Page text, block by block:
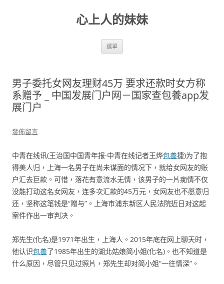
心上人的妹妹
選單
男子委托女网友理财45万 要求还款时女方称
系赠予 _ 中国发展门户网－国家查包養app发
展门户
發佈留言
中青在线讯(王治国中国青年报·中青在线记者王烨包養捷)为了抱
得美人归，上海一名男子在尚未谋面的情况下，就给女网友的账
户汇去巨款。可惜，落花有意流水无情，该男子的一片痴情不仅
没能打动这名女网友，连多次汇款的45万元，女网友也不愿意归
还，坚称这笔钱是“赠与”。上海市浦东新区人民法院近日对这起
案件作出一审判决。
郑先生(化名)是1971年出生，上海人。2015年底在网上聊天时，
他认识包養了1985年出生的湖北姑娘简小姐(化名)。也不知道是
什么原因，尽管只见过照片，郑先生却对简小姐“一往情深”。